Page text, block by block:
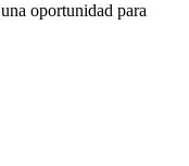
oportunidad para